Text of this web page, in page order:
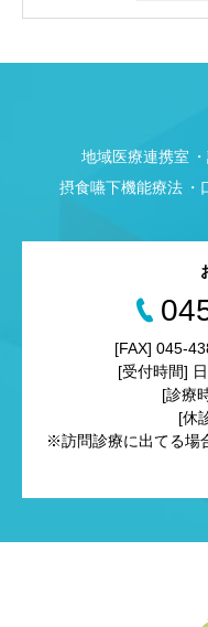
地域医療連携室
摂食嚥下機能療法
[FAX] 045-
[受付時間]
[診療
[休
※訪問診療に出てる場